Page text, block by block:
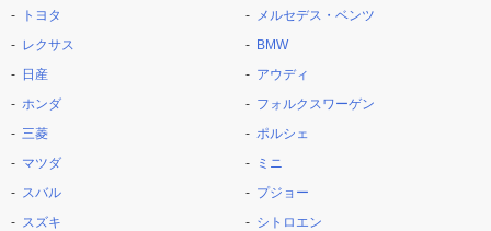
トヨタ
レクサス
日産
ホンダ
三菱
マツダ
スバル
スズキ
メルセデス・ベンツ
BMW
アウディ
フォルクスワーゲン
ポルシェ
ミニ
プジョー
シトロエン